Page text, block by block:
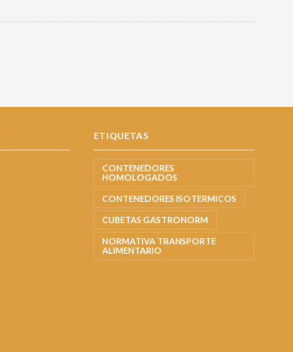
ETIQUETAS
CONTENEDORES
HOMOLOGADOS
CONTENEDORES ISOTERMICOS
CUBETAS GASTRONORM
NORMATIVA TRANSPORTE
ALIMENTARIO